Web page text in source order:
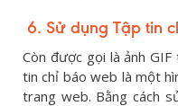
6. Sử dụng Tập tin
Còn được gọi là ảnh
tin chỉ báo web là một
trang web. Bằng cách